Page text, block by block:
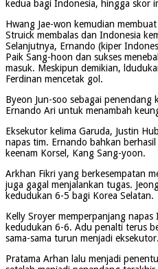
kedua bagi Indonesia, hingga skor
Hwang Jae-won kemudian
Struick membalas dan Indonesia
Selanjutnya, Ernando (kiper
Paik Sang-hoon dan sukses
masuk. Meskipun demikian,
Ferdinan mencetak gol.
Byeon Jun-soo sebagai penendang
Ernando Ari untuk menambah
Eksekutor kelima Garuda, Justin
napas tim. Ernando bahkan
keenam Korsel, Kang Sang-yoon.
Arkhan Fikri yang berkesempatan
juga gagal menjalankan tugas.
kedudukan 6-5 bagi Korea Selatan.
Kelly Sroyer memperpanjang
kedudukan 6-6. Adu penalti terus
sama-sama turun menjadi eksekutor.
Pratama Arhan lalu menjadi